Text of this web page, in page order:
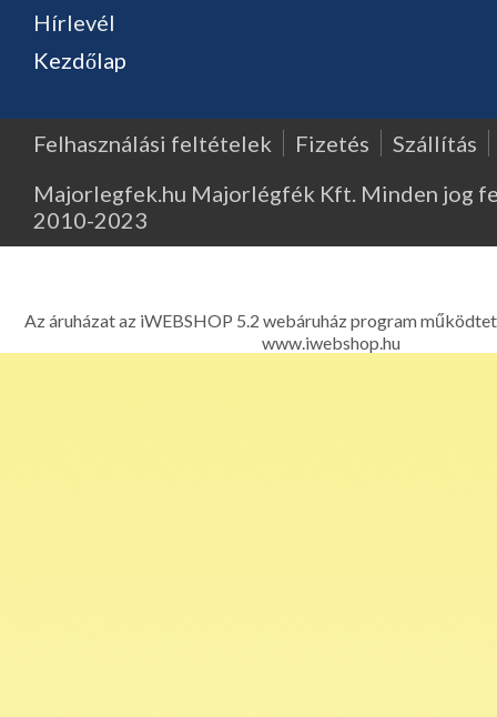
Hírlevél
Kezdőlap
Felhasználási feltételek Fizetés
Szállítás
Majorlegfek.hu Majorlégfék Kft. Minden jog
2010-2023
Az áruházat az iWEBSHOP 5.2 webáruház program
www.iwebshop.hu